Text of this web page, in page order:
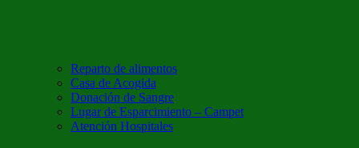
Reparto de alimentos
Casa de Acogida
Donación de Sangre
Lugar de Esparcimiento – Campet
Atención Hospitales